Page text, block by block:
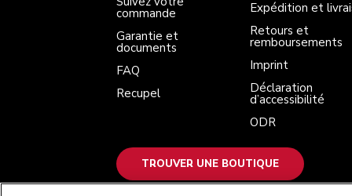
commande
Garantie et
documents
FAQ
Recupel
Expédition et
Retours et
remboursements
Imprint
Déclaration
d’accessibilité
ODR
TROUVER UNE BOUTIQUE